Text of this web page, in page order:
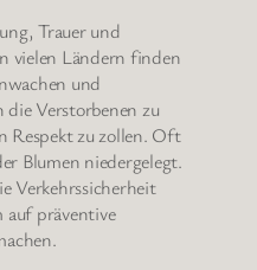
Trauer und
vielen Ländern finden
und
Verstorbenen zu
Respekt zu zollen. Oft
Blumen niedergelegt.
Verkehrssicherheit
auf präventive